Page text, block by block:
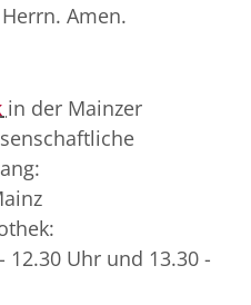
Amen.
in der Mainzer
12.30 Uhr und 13.30 -